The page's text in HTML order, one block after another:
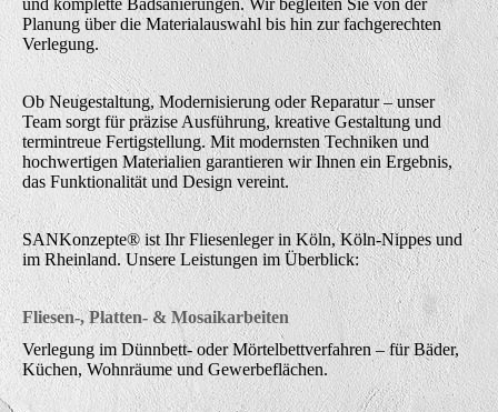
und komplette Badsanierungen. Wir begleiten Sie von der
Planung über die Materialauswahl bis hin zur fachgerechten
Verlegung.
Ob Neugestaltung, Modernisierung oder Reparatur – unser
Team sorgt für präzise Ausführung, kreative Gestaltung und
termintreue Fertigstellung. Mit modernsten Techniken und
hochwertigen Materialien garantieren wir Ihnen ein Ergebnis,
das Funktionalität und Design vereint.
SANKonzepte® ist Ihr Fliesenleger in Köln, Köln-Nippes und
im Rheinland. Unsere Leistungen im Überblick:
Fliesen-, Platten- & Mosaikarbeiten
Verlegung im Dünnbett- oder Mörtelbettverfahren – für Bäder,
Küchen, Wohnräume und Gewerbeflächen.